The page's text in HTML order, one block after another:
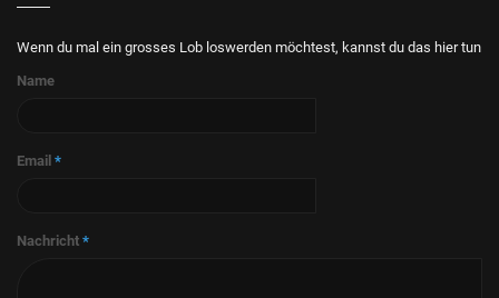
Wenn du mal ein grosses Lob loswerden möchtest, kannst du das hier tun
Name
Email *
Nachricht *